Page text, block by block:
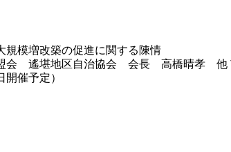
模増改築の促進に関する陳情
盟会 遙堪地区自治協会 会長 高橋晴孝 他
催予定）